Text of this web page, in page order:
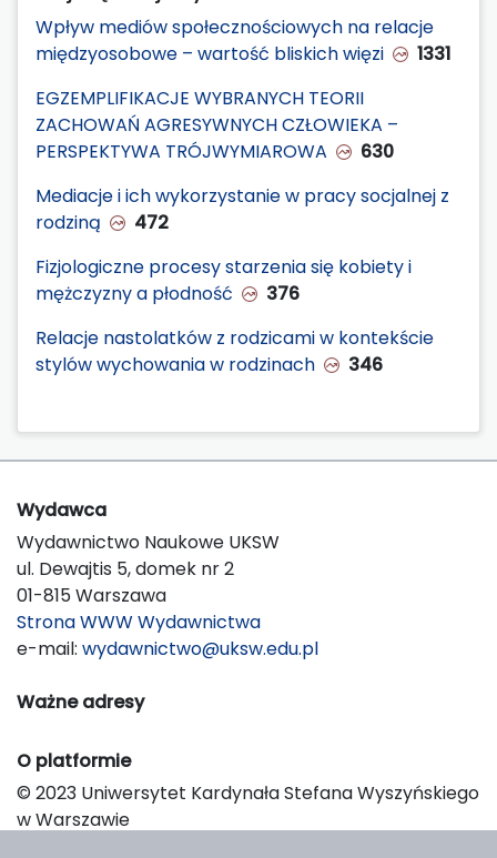
Wpływ mediów społecznościowych na relacje
międzyosobowe – wartość bliskich więzi
1331
EGZEMPLIFIKACJE WYBRANYCH TEORII
ZACHOWAŃ AGRESYWNYCH CZŁOWIEKA –
PERSPEKTYWA TRÓJWYMIAROWA
630
Mediacje i ich wykorzystanie w pracy socjalnej z
rodziną
472
Fizjologiczne procesy starzenia się kobiety i
mężczyzny a płodność
376
Relacje nastolatków z rodzicami w kontekście
stylów wychowania w rodzinach
346
Wydawca
Wydawnictwo Naukowe UKSW
ul. Dewajtis 5, domek nr 2
01-815 Warszawa
Strona WWW Wydawnictwa
e-mail: wydawnictwo@uksw.edu.pl
Ważne adresy
O platformie
© 2023 Uniwersytet Kardynała Stefana Wyszyńskiego
w Warszawie